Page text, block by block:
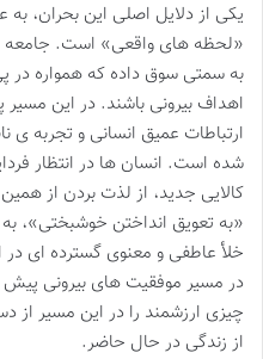
یکی از دلایل اصلی این بحران،
«لحظه های واقعی» است. جامعه
به سمتی سوق داده که همواره در
اهداف بیرونی باشند. در این
ارتباطات عمیق انسانی و تجربه
شده است. انسان ها در انتظار
کالایی جدید، از لذت بردن از
«به تعویق انداختن خوشبختی»،
خلأ عاطفی و معنوی گسترده ای در
در مسیر موفقیت های بیرونی پیش
چیزی ارزشمند را در این مسیر از
از زندگی در حال حاضر.